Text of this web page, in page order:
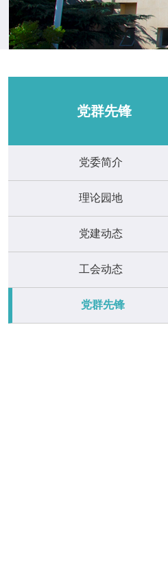
党群先锋
党委简介
理论园地
党建动态
工会动态
党群先锋